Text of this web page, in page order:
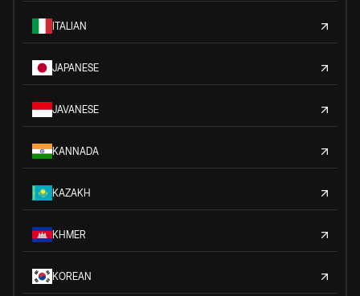
ITALIAN
JAPANESE
JAVANESE
KANNADA
KAZAKH
KHMER
KOREAN